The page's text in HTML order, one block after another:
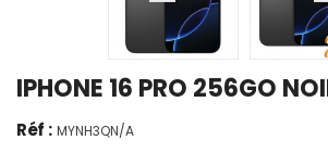
IPHONE 16 PRO 256GO
Réf : MYNH3QN/A